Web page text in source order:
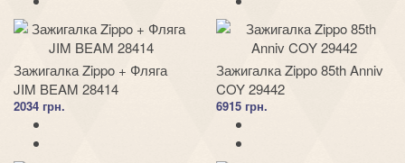
Зажигалка Zippo + Фляга
JIM BEAM 28414
2034 грн.
Зажигалка Zippo 85th Anniv
COY 29442
6915 грн.